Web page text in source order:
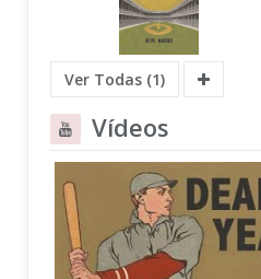
Ver Todas (1)
Vídeos